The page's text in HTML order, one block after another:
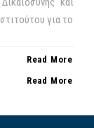
για το
Read More
Read More